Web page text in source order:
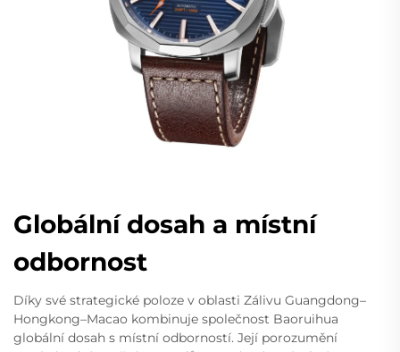
Globální dosah a místní
odbornost
Díky své strategické poloze v oblasti Zálivu Guangdong–
Hongkong–Macao kombinuje společnost Baoruihua
globální dosah s místní odborností. Její porozumění